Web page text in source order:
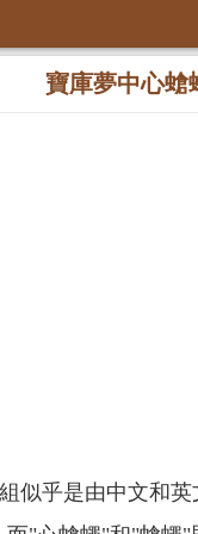
寶庫夢中心螥
似乎是由中文和